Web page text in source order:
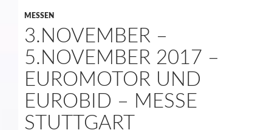
MESSEN
3.NOVEMBER –
5.NOVEMBER 2017 –
EUROMOTOR UND
EUROBID – MESSE
STUTTGART